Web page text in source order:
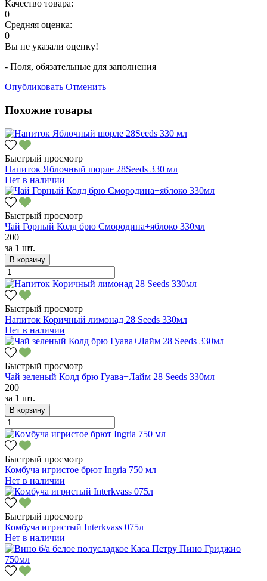
Качество товара:
0
Средняя оценка:
0
Вы не указали оценку!
- Поля, обязательные для заполнения
Опубликовать Отменить
Похожие товары
Быстрый просмотр
Напиток Яблочный шорле 28Seeds 330 мл
Нет в наличии
Быстрый просмотр
Чай Горный Колд брю Смородина+яблоко 330мл
200
за 1 шт.
В корзину
Быстрый просмотр
Напиток Коричный лимонад 28 Seeds 330мл
Нет в наличии
Быстрый просмотр
Чай зеленый Колд брю Гуава+Лайм 28 Seeds 330мл
200
за 1 шт.
В корзину
Быстрый просмотр
Комбуча игристое брют Ingria 750 мл
Нет в наличии
Быстрый просмотр
Комбуча игристый Interkvass 075л
Нет в наличии